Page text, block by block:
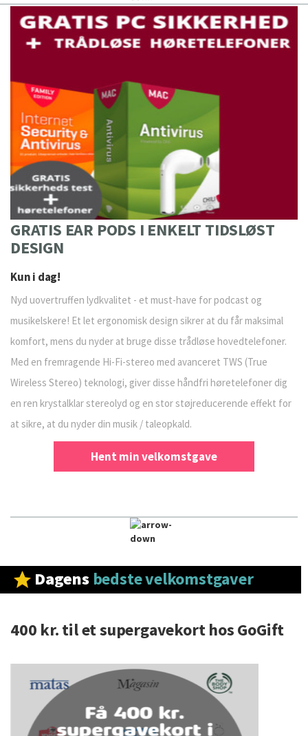
GRATIS EAR PODS I ENKELT TIDSLØST
DESIGN
Kun i dag!
Nyd uovertruffen lydkvalitet - et must-have for podcast og
musikelskere! Et let ergonomisk design sikrer at du får maksimal
komfort, mens du nyder at bruge disse trådløse hovedtelefoner.
Med en fremragende Hi-Fi-stereo med avanceret TWS (True
Wireless Stereo) teknologi, giver disse håndfri høretelefoner dig
en ren krystalklar stereolyd og en stor støjreducerende effekt for
at sikre, at du nyder din musik / taleopkald.
Hent min velkomstgave
Dagens bedste velkomstgaver
400 kr. til et supergavekort hos GoGift